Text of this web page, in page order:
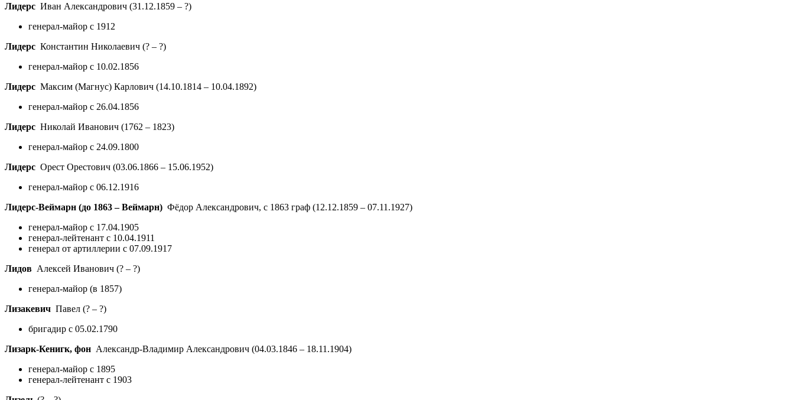
Лидерс Иван Александрович (31.12.1859 – ?)
генерал-майор с 1912
Лидерс Константин Николаевич (? – ?)
генерал-майор с 10.02.1856
Лидерс Максим (Магнус) Карлович (14.10.1814 – 10.04.1892)
генерал-майор с 26.04.1856
Лидерс Николай Иванович (1762 – 1823)
генерал-майор с 24.09.1800
Лидерс Орест Орестович (03.06.1866 – 15.06.1952)
генерал-майор с 06.12.1916
Лидерс-Веймарн (до 1863 – Веймарн) Фёдор Александрович, с 1863 граф (12.12.1859 – 07.11.1927)
генерал-майор с 17.04.1905
генерал-лейтенант с 10.04.1911
генерал от артиллерии с 07.09.1917
Лидов Алексей Иванович (? – ?)
генерал-майор (в 1857)
Лизакевич Павел (? – ?)
бригадир с 05.02.1790
Лизарк-Кенигк, фон Александр-Владимир Александрович (04.03.1846 – 18.11.1904)
генерал-майор с 1895
генерал-лейтенант с 1903